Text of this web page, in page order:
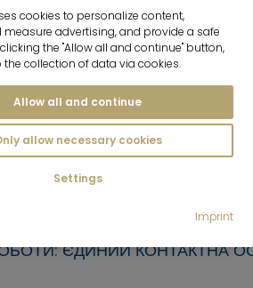
обслуговування та
орендарів
мені насолоджуватися
безтурботним пакетом
Рейтинг Google
ЄДИНИЙ КОНТАКТНА
cookies to personalize content,
advertising, and provide a safe
the "Allow all and continue" button,
collection of data via cookies.
Allow all and continue
allow necessary cookies
Settings
Imprint